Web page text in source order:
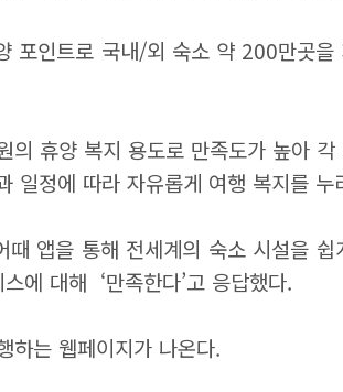
포인트로 국내/외 숙소 약 200만곳
휴양 복지 용도로 만족도가 높아 각
일정에 따라 자유롭게 여행 복지를 누
앱을 통해 전세계의 숙소 시설을 쉽
에 대해 ‘만족한다’고 응답했다.
하는 웹페이지가 나온다.